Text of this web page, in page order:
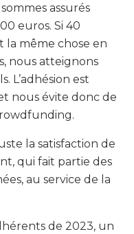
assurés
euros. Si 40
la même chose en
nous atteignons
L’adhésion est
nous évite donc de
la satisfaction de
qui fait partie des
au service de la
de 2023, un